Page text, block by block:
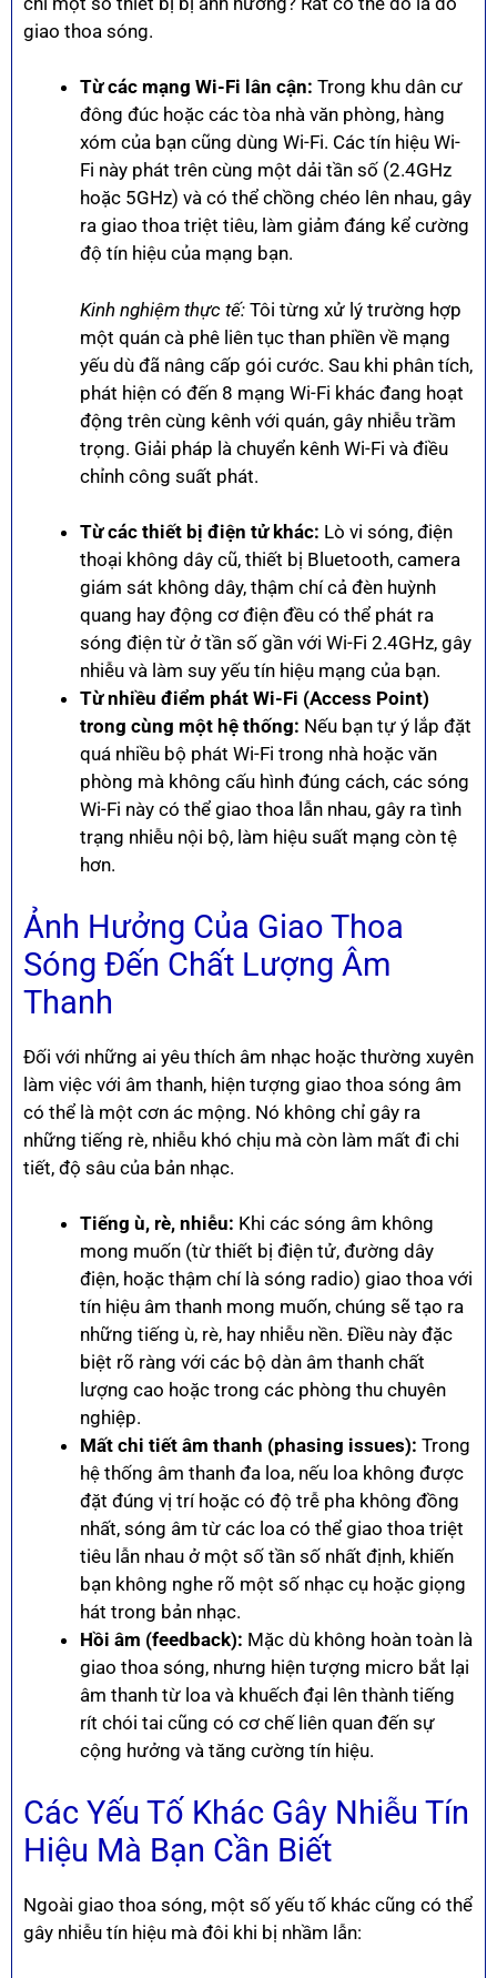
giao thoa sóng.
Từ các mạng Wi-Fi lân cận: Trong khu dân cư
đông đúc hoặc các tòa nhà văn phòng, hàng
xóm của bạn cũng dùng Wi-Fi. Các tín hiệu Wi-
Fi này phát trên cùng một dải tần số (2.4GHz
hoặc 5GHz) và có thể chồng chéo lên nhau, gây
ra giao thoa triệt tiêu, làm giảm đáng kể cường
độ tín hiệu của mạng bạn.
Kinh nghiệm thực tế: Tôi từng xử lý trường hợp
một quán cà phê liên tục than phiền về mạng
yếu dù đã nâng cấp gói cước. Sau khi phân tích,
phát hiện có đến 8 mạng Wi-Fi khác đang hoạt
động trên cùng kênh với quán, gây nhiễu trầm
trọng. Giải pháp là chuyển kênh Wi-Fi và điều
chỉnh công suất phát.
Từ các thiết bị điện tử khác: Lò vi sóng, điện
thoại không dây cũ, thiết bị Bluetooth, camera
giám sát không dây, thậm chí cả đèn huỳnh
quang hay động cơ điện đều có thể phát ra
sóng điện từ ở tần số gần với Wi-Fi 2.4GHz, gây
nhiễu và làm suy yếu tín hiệu mạng của bạn.
Từ nhiều điểm phát Wi-Fi (Access Point)
trong cùng một hệ thống: Nếu bạn tự ý lắp đặt
quá nhiều bộ phát Wi-Fi trong nhà hoặc văn
phòng mà không cấu hình đúng cách, các sóng
Wi-Fi này có thể giao thoa lẫn nhau, gây ra tình
trạng nhiễu nội bộ, làm hiệu suất mạng còn tệ
hơn.
Ảnh Hưởng Của Giao Thoa
Sóng Đến Chất Lượng Âm
Thanh
Đối với những ai yêu thích âm nhạc hoặc thường xuyên
làm việc với âm thanh, hiện tượng giao thoa sóng âm
có thể là một cơn ác mộng. Nó không chỉ gây ra
những tiếng rè, nhiễu khó chịu mà còn làm mất đi chi
tiết, độ sâu của bản nhạc.
Tiếng ù, rè, nhiễu: Khi các sóng âm không
mong muốn (từ thiết bị điện tử, đường dây
điện, hoặc thậm chí là sóng radio) giao thoa với
tín hiệu âm thanh mong muốn, chúng sẽ tạo ra
những tiếng ù, rè, hay nhiễu nền. Điều này đặc
biệt rõ ràng với các bộ dàn âm thanh chất
lượng cao hoặc trong các phòng thu chuyên
nghiệp.
Mất chi tiết âm thanh (phasing issues): Trong
hệ thống âm thanh đa loa, nếu loa không được
đặt đúng vị trí hoặc có độ trễ pha không đồng
nhất, sóng âm từ các loa có thể giao thoa triệt
tiêu lẫn nhau ở một số tần số nhất định, khiến
bạn không nghe rõ một số nhạc cụ hoặc giọng
hát trong bản nhạc.
Hồi âm (feedback): Mặc dù không hoàn toàn là
giao thoa sóng, nhưng hiện tượng micro bắt lại
âm thanh từ loa và khuếch đại lên thành tiếng
rít chói tai cũng có cơ chế liên quan đến sự
cộng hưởng và tăng cường tín hiệu.
Các Yếu Tố Khác Gây Nhiễu Tín
Hiệu Mà Bạn Cần Biết
Ngoài giao thoa sóng, một số yếu tố khác cũng có thể
gây nhiễu tín hiệu mà đôi khi bị nhầm lẫn: